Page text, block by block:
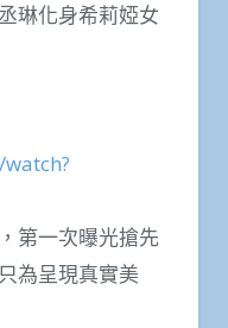
琳化身希莉婭女
第一次曝光搶先
為呈現真實美